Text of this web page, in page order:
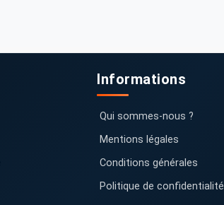
Informations
Qui sommes-nous ?
Mentions légales
Conditions générales
Politique de confidentialité